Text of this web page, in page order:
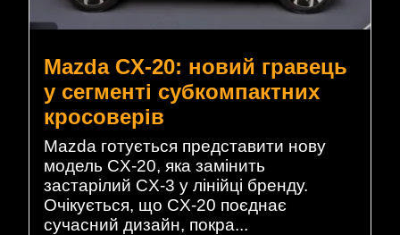
Mazda CX-20: новий гравець
у сегменті субкомпактних
кросоверів
Mazda готується представити нову
модель CX-20, яка замінить
застарілий CX-3 у лінійці бренду.
Очікується, що CX-20 поєднає
сучасний дизайн, покра...